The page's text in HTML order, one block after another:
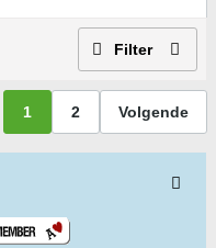
Filter
1 2 Volgende